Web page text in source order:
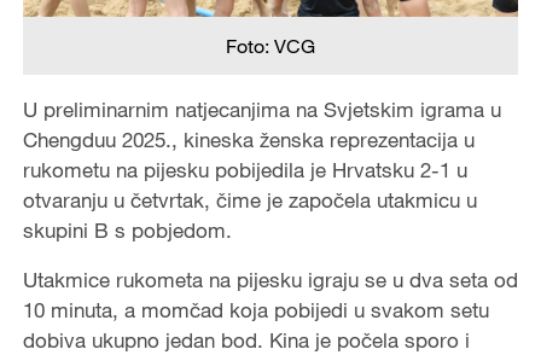
Foto: VCG
U preliminarnim natjecanjima na Svjetskim igrama u
Chengduu 2025., kineska ženska reprezentacija u
rukometu na pijesku pobijedila je Hrvatsku 2-1 u
otvaranju u četvrtak, čime je započela utakmicu u
skupini B s pobjedom.
Utakmice rukometa na pijesku igraju se u dva seta od
10 minuta, a momčad koja pobijedi u svakom setu
dobiva ukupno jedan bod. Kina je počela sporo i